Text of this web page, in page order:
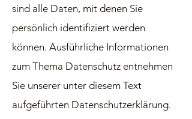
sind alle Daten, mit denen Sie
persönlich identifiziert werden
können. Ausführliche Informationen
zum Thema Datenschutz entnehmen
Sie unserer unter diesem Text
aufgeführten Datenschutzerklärung.